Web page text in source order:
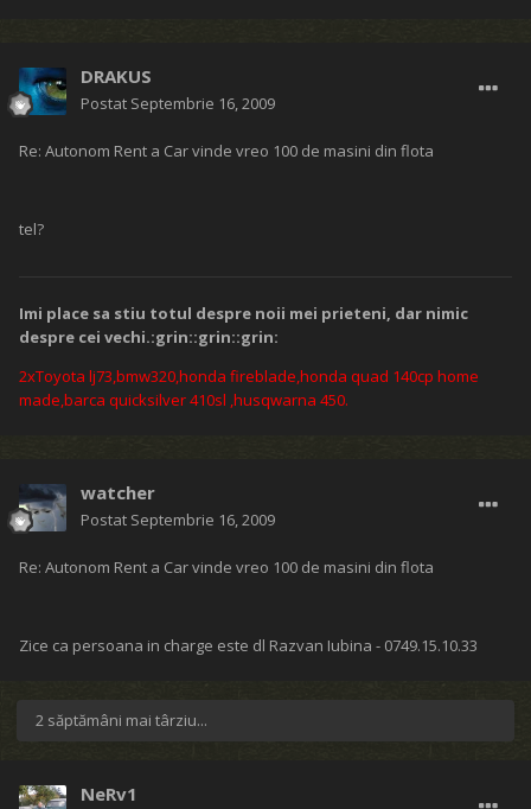
DRAKUS
Postat Septembrie 16, 2009
Re: Autonom Rent a Car vinde vreo 100 de masini din flota
tel?
Imi place sa stiu totul despre noii mei prieteni, dar nimic
despre cei vechi.:grin::grin::grin:
2xToyota lj73,bmw320,honda fireblade,honda quad 140cp home
made,barca quicksilver 410sl ,husqwarna 450.
watcher
Postat Septembrie 16, 2009
Re: Autonom Rent a Car vinde vreo 100 de masini din flota
Zice ca persoana in charge este dl Razvan Iubina - 0749.15.10.33
2 săptămâni mai târziu...
NeRv1